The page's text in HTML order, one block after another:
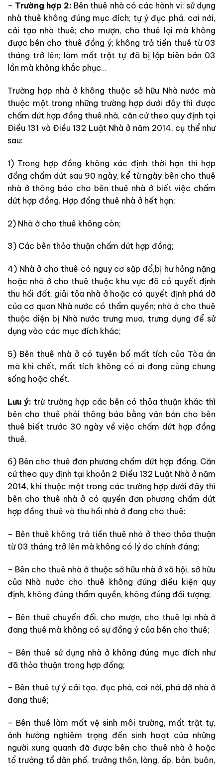
– Trường hợp 2: Bên thuê nhà có các hành vi: sử dụng
nhà thuê không đúng mục đích; tự ý đục phá, cơi nới,
cải tạo nhà thuê; cho mượn, cho thuê lại mà không
được bên cho thuê đồng ý; không trả tiền thuê từ 03
tháng trở lên; làm mất trật tự đã bị lập biên bản 03
lần mà không khắc phục…
Trường hợp nhà ở không thuộc sở hữu Nhà nước mà
thuộc một trong những trường hợp dưới đây thì được
chấm dứt hợp đồng thuê nhà, căn cứ theo quy định tại
Điều 131 và Điều 132 Luật Nhà ở năm 2014, cụ thể như
sau:
1) Trong hợp đồng không xác định thời hạn thì hợp
đồng chấm dứt sau 90 ngày, kể từ ngày bên cho thuê
nhà ở thông báo cho bên thuê nhà ở biết việc chấm
dứt hợp đồng. Hợp đồng thuê nhà ở hết hạn;
2) Nhà ở cho thuê không còn;
3) Các bên thỏa thuận chấm dứt hợp đồng;
4) Nhà ở cho thuê có nguy cơ sập đổ,bị hư hỏng nặng
hoặc nhà ở cho thuê thuộc khu vực đã có quyết định
thu hồi đất, giải tỏa nhà ở hoặc có quyết định phá dỡ
của cơ quan Nhà nước có thẩm quyền; nhà ở cho thuê
thuộc diện bị Nhà nước trưng mua, trưng dụng để sử
dụng vào các mục đích khác;
5) Bên thuê nhà ở có tuyên bố mất tích của Tòa án
mà khi chết, mất tích không có ai đang cùng chung
sống hoặc chết.
Lưu ý: trừ trường hợp các bên có thỏa thuận khác thì
bên cho thuê phải thông báo bằng văn bản cho bên
thuê biết trước 30 ngày về việc chấm dứt hợp đồng
thuê.
6) Bên cho thuê đơn phương chấm dứt hợp đồng. Căn
cứ theo quy định tại khoản 2 Điều 132 Luật Nhà ở năm
2014, khi thuộc một trong các trường hợp dưới đây thì
bên cho thuê nhà ở có quyền đơn phương chấm dứt
hợp đồng thuê và thu hồi nhà ở đang cho thuê:
– Bên thuê không trả tiền thuê nhà ở theo thỏa thuận
từ 03 tháng trở lên mà không có lý do chính đáng;
– Bên cho thuê nhà ở thuộc sở hữu nhà ở xã hội, sở hữu
của Nhà nước cho thuê không đúng điều kiện quy
định, không đúng thẩm quyền, không đúng đối tượng;
– Bên thuê chuyển đổi, cho mượn, cho thuê lại nhà ở
đang thuê mà không có sự đồng ý của bên cho thuê;
– Bên thuê sử dụng nhà ở không đúng mục đích như
đã thỏa thuận trong hợp đồng;
– Bên thuê tự ý cải tạo, đục phá, cơi nới, phá dỡ nhà ở
đang thuê;
– Bên thuê làm mất vệ sinh môi trường, mất trật tự,
ảnh hưởng nghiêm trọng đến sinh hoạt của những
người xung quanh đã được bên cho thuê nhà ở hoặc
tổ trưởng tổ dân phố, trưởng thôn, làng, ấp, bản, buôn,